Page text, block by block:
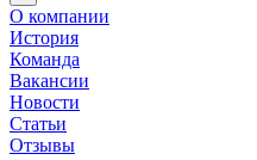
О компании
История
Команда
Вакансии
Новости
Статьи
Отзывы